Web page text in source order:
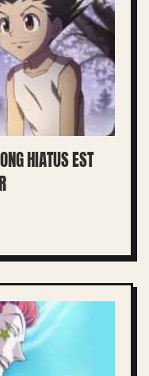
HIATUS EST